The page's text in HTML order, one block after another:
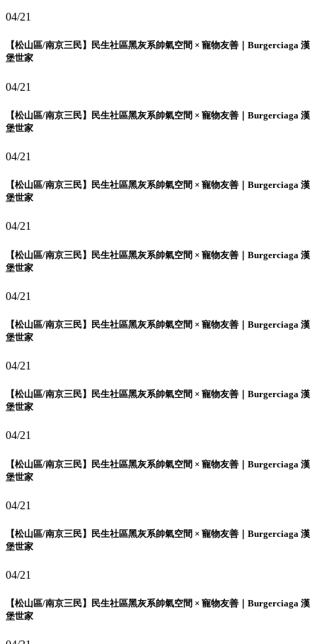
04/21
【松山區/南京三民】民生社區黑灰系帥氣空間 × 寵物友善｜Burgerciaga 漢
堡世家
04/21
【松山區/南京三民】民生社區黑灰系帥氣空間 × 寵物友善｜Burgerciaga 漢
堡世家
04/21
【松山區/南京三民】民生社區黑灰系帥氣空間 × 寵物友善｜Burgerciaga 漢
堡世家
04/21
【松山區/南京三民】民生社區黑灰系帥氣空間 × 寵物友善｜Burgerciaga 漢
堡世家
04/21
【松山區/南京三民】民生社區黑灰系帥氣空間 × 寵物友善｜Burgerciaga 漢
堡世家
04/21
【松山區/南京三民】民生社區黑灰系帥氣空間 × 寵物友善｜Burgerciaga 漢
堡世家
04/21
【松山區/南京三民】民生社區黑灰系帥氣空間 × 寵物友善｜Burgerciaga 漢
堡世家
04/21
【松山區/南京三民】民生社區黑灰系帥氣空間 × 寵物友善｜Burgerciaga 漢
堡世家
04/21
【松山區/南京三民】民生社區黑灰系帥氣空間 × 寵物友善｜Burgerciaga 漢
堡世家